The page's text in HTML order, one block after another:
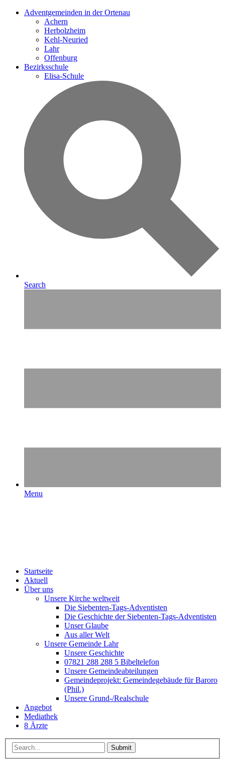
Adventgemeinden in der Ortenau
Achern
Herbolzheim
Kehl-Neuried
Lahr
Offenburg
Bezirksschule
Elisa-Schule
Search
Menu
Startseite
Aktuell
Über uns
Unsere Kirche weltweit
Die Siebenten-Tags-Adventisten
Die Geschichte der Siebenten-Tags-Adventisten
Unser Glaube
Aus aller Welt
Unsere Gemeinde Lahr
Unsere Geschichte
07821 288 288 5 Bibeltelefon
Unsere Gemeindeabteilungen
Gemeindeprojekt: Gemeindegebäude für Baroro
(Phil.)
Unsere Grund-/Realschule
Angebot
Mediathek
8 Ärzte
Submit